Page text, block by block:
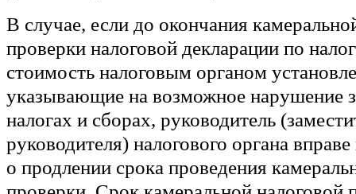
В случае, если до окончания
проверки налоговой декларации по
стоимость налоговым органом
указывающие на возможное нарушение
налогах и сборах, руководитель
руководителя) налогового органа
о продлении срока проведения